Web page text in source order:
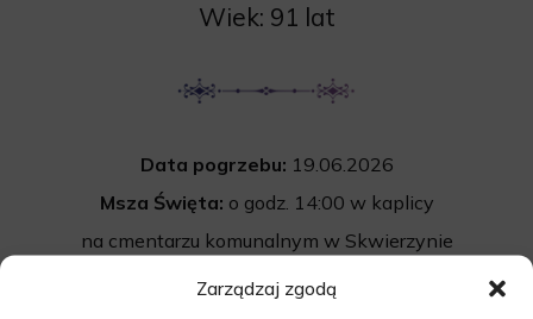
Zarządzaj zgodą
Wiek: 91 lat
Data pogrzebu: 19.06.2026
Msza Święta: o godz. 14:00 w kaplicy
na cmentarzu komunalnym w Skwierzynie
Międzyrzecka 12B, 66-440 Skwierzyna